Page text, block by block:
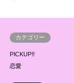
カテゴリー
PICKUP!!
恋愛